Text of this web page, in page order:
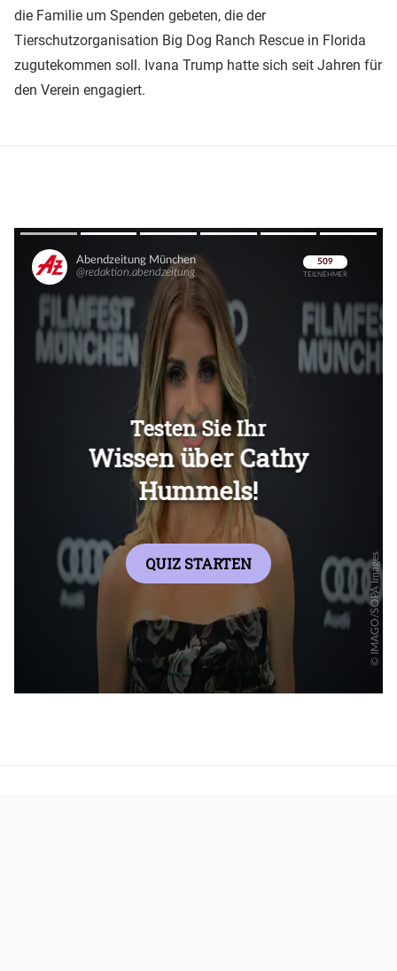
die Familie um Spenden gebeten, die der
Tierschutzorganisation Big Dog Ranch Rescue in Florida
zugutekommen soll. Ivana Trump hatte sich seit Jahren für
den Verein engagiert.
Überspringen
Überspringen